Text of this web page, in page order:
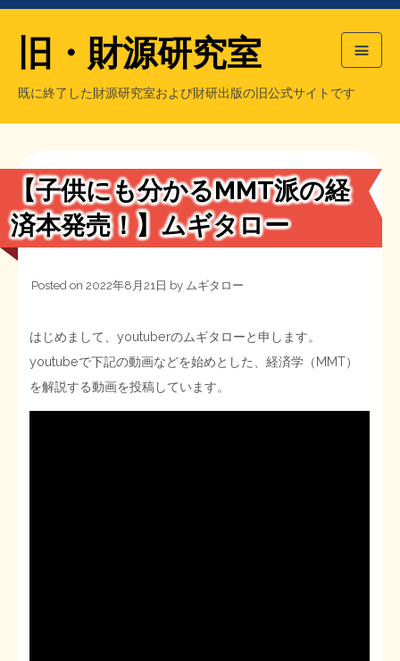
シン財源はあなたです／合同誌／旧・サブカル分室
日本経済を解説するヤンキー／MIHANAマンガ／旧・財研出版
もっと知りたい方へ
マネクリ戦士 RED & BLACK
MMTの学習資料
旧・財源研究室
既に終了した財源研究室および財研出版の旧公式サイトです
会計報告
会計報告
【子供にも分かるMMT派の経
済本発売！】ムギタロー
Posted on 2022年8月21日 by ムギタロー
はじめまして、youtuberのムギタローと申します。
youtubeで下記の動画などを始めとした、経済学（MMT）
を解説する動画を投稿しています。